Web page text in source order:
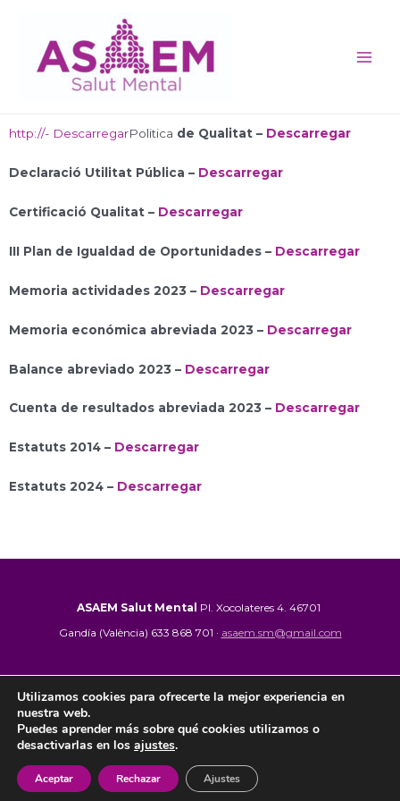
contingut
http://- DescarregarPolitica de Qualitat – Descarregar
Declaració Utilitat Pública – Descarregar
Certificació Qualitat – Descarregar
III Plan de Igualdad de Oportunidades – Descarregar
Memoria actividades 2023 – Descarregar
Memoria económica abreviada 2023 – Descarregar
Balance abreviado 2023 – Descarregar
Cuenta de resultados abreviada 2023 – Descarregar
Estatuts 2014 – Descarregar
Estatuts 2024 – Descarregar
ASAEM Salut Mental Pl. Xocolateres 4. 46701
Gandía (València) 633 868 701 · asaem.sm@gmail.com
Gandía (València) 962 864 900 ·crislasafor@hotmail.com
Avis Legal| Politica de Privacitat|Politica de cookies
Utilizamos cookies para ofrecerte la mejor experiencia en
nuestra web.
Puedes aprender más sobre qué cookies utilizamos o
desactivarlas en los ajustes.
Aceptar Rechazar Ajustes